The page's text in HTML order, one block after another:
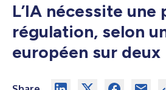
L’IA nécessite une
régulation, selon
européen sur deux